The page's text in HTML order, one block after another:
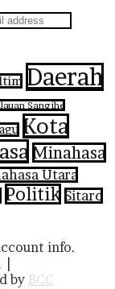
Daerah
Sangihe
Kota
Minahasa
Utara
Politik Sitaro
info.
by BCC